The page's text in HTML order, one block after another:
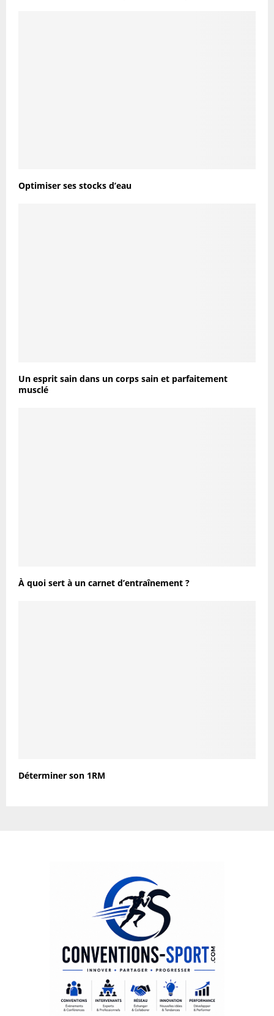
Optimiser ses stocks d’eau
Un esprit sain dans un corps sain et parfaitement
musclé
À quoi sert à un carnet d’entraînement ?
Déterminer son 1RM